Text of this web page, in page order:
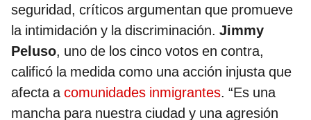
seguridad, críticos argumentan que promueve
la intimidación y la discriminación. Jimmy
Peluso, uno de los cinco votos en contra,
calificó la medida como una acción injusta que
afecta acomunidades inmigrantes. “Es una
mancha para nuestra ciudad y una agresión